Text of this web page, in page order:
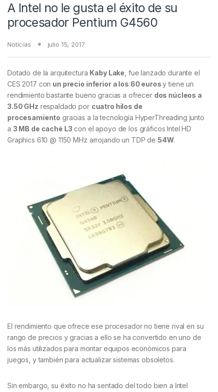
A Intel no le gusta el éxito de su
procesador Pentium G4560
Noticias julio 15, 2017
Dotado de la arquitectura Kaby Lake , fue lanzado durante el
CES 2017 con un precio inferior a los 60 eurosy tiene un
rendimiento bastante bueno gracias a ofrecer dos núcleos a
3.50 GHz respaldado por cuatro hilos de
procesamiento gracias a la tecnología HyperThreading junto
a 3 MB de caché L3 con el apoyo de los gráficos Intel HD
Graphics 610 @ 1150 MHz arrojando un TDP de 54W.
El rendimiento que ofrece ese procesador no tiene rival en su
rango de precios y gracias a ello se ha convertido en uno de
los más utilizados para montar equipos económicos para
juegos, y también para actualizar sistemas obsoletos.
Sin embargo, su éxito no ha sentado del todo bien a Intel